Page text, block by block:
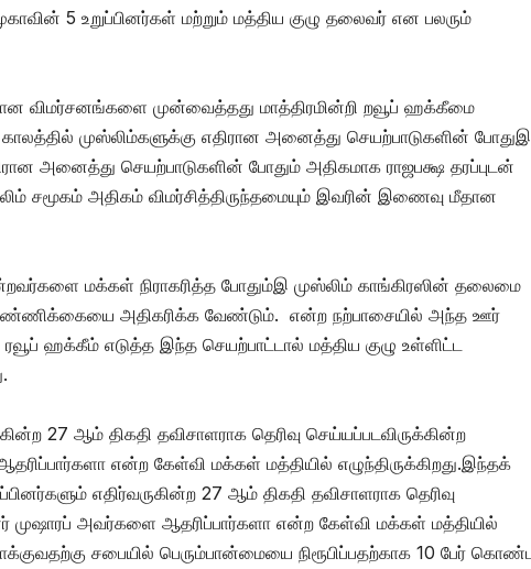
5 உறுப்பினர்கள் மற்றும் மத்திய குழு தலைவர் என பலரும்
விமர்சனங்களை முன்வைத்தது மாத்திரமின்றி றவூப் ஹக்கீமை
முஸ்லிம்களுக்கு எதிரான அனைத்து செயற்பாடுகளின் போதுஇ
அனைத்து செயற்பாடுகளின் போதும் அதிகமாக ராஜபக்ஷ தரப்புடன்
சமூகம் அதிகம் விமர்சித்திருந்தமையும் இவரின் இணைவு மீதான
மக்கள் நிராகரித்த போதும்இ முஸ்லிம் காங்கிரஸின் தலைமை
அதிகரிக்க வேண்டும். என்ற நற்பாசையில் அந்த ஊர்
ஹக்கீம் எடுத்த இந்த செயற்பாட்டால் மத்திய குழு உள்ளிட்ட
27 ஆம் திகதி தவிசாளராக தெரிவு செய்யப்படவிருக்கின்ற
என்ற கேள்வி மக்கள் மத்தியில் எழுந்திருக்கிறது.இந்தக்
எதிர்வருகின்ற 27 ஆம் திகதி தவிசாளராக தெரிவு
முஷாரப் அவர்களை ஆதரிப்பார்களா என்ற கேள்வி மக்கள் மத்தியில்
சபையில் பெரும்பான்மையை நிரூபிப்பதற்காக 10 பேர் கொண்ட